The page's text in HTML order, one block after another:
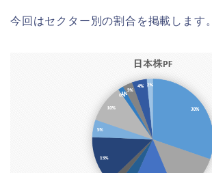
今回はセクター別の割合を掲載します。